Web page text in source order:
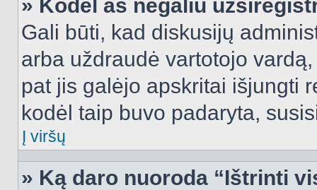
» Kodėl aš negaliu
Gali būti, kad diskusijų
arba uždraudė vartotojo
pat jis galėjo apskritai išjungti
kodėl taip buvo padaryta,
Į viršų
» Ką daro nuoroda “Ištrinti